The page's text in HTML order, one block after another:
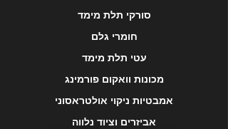
סורקי תלת מימד
חומרי גלם
עטי תלת מימד
מכונות וואקום פורמינג
אמבטיות ניקוי אולטראסוני
אביזרים וציוד נלווה